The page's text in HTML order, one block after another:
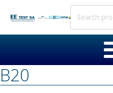
Search
B20